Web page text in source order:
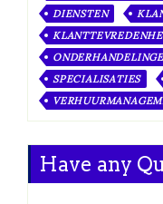
DIENSTEN
SPECIALISATIES
Have any